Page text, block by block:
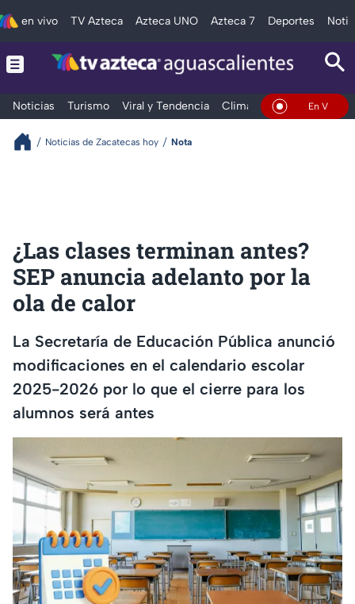
en vivo TV Azteca Azteca UNO Azteca 7 Deportes
Noticias Turismo Viral y Tendencia Clima DeportesEn Vivo
Noticias de Zacatecas hoy Nota
¿Las clases terminan antes?
SEP anuncia adelanto por la
ola de calor
La Secretaría de Educación Pública anunció
modificaciones en el calendario escolar
2025-2026 por lo que el cierre para los
alumnos será antes